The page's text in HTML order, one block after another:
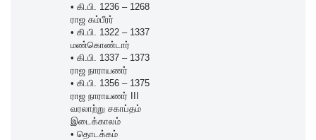
• கி.பி. 1236 – 1268
ராஜ கம்பீரர்
• கி.பி. 1322 – 1337
மண்கொண்டார்
• கி.பி. 1337 – 1373
ராஜ நாராயணர்
• கி.பி. 1356 – 1375
ராஜ நாராயணர் III
வரலாற்று சகாப்தம்
இடைக்காலம்
• தொடக்கம்